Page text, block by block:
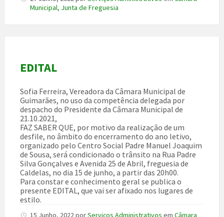
Municipal, Junta de Freguesia
EDITAL
Sofia Ferreira, Vereadora da Câmara Municipal de
Guimarães, no uso da competência delegada por
despacho do Presidente da Câmara Municipal de
21.10.2021,
FAZ SABER QUE, por motivo da realização de um
desfile, no âmbito do encerramento do ano letivo,
organizado pelo Centro Social Padre Manuel Joaquim
de Sousa, será condicionado o trânsito na Rua Padre
Silva Gonçalves e Avenida 25 de Abril, freguesia de
Caldelas, no dia 15 de junho, a partir das 20h00.
Para constar e conhecimento geral se publica o
presente EDITAL, que vai ser afixado nos lugares de
estilo.
15 Junho, 2022porServiços Administrativos em Câmara